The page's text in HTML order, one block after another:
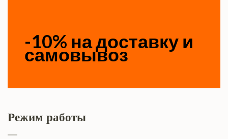
-10% на доставку и
самовывоз
Режим работы